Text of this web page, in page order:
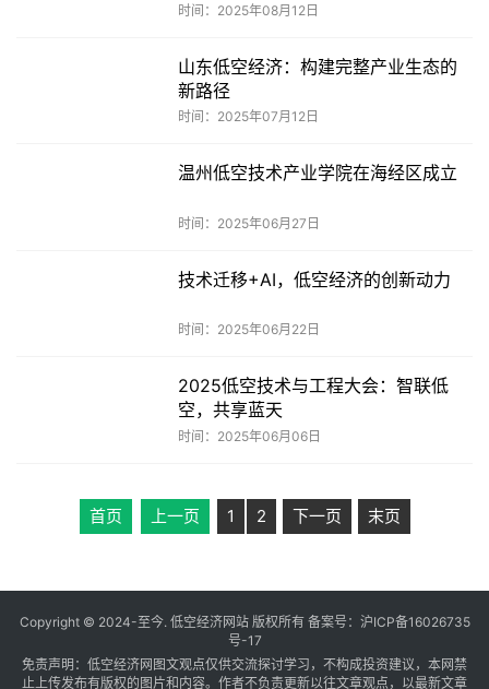
时间：2025年08月12日
山东低空经济：构建完整产业生态的
新路径
时间：2025年07月12日
温州低空技术产业学院在海经区成立
时间：2025年06月27日
技术迁移+AI，低空经济的创新动力
时间：2025年06月22日
2025低空技术与工程大会：智联低
空，共享蓝天
时间：2025年06月06日
首页 上一页 1 2 下一页 末页
Copyright © 2024-至今. 低空经济网站 版权所有 备案号： 沪ICP备16026735
号-17
免责声明：低空经济网图文观点仅供交流探讨学习，不构成投资建议，本网禁
止上传发布有版权的图片和内容。作者不负责更新以往文章观点，以最新文章